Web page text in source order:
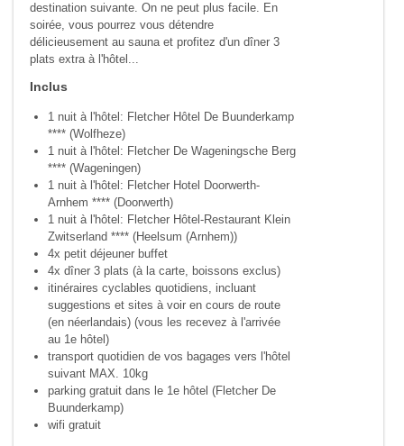
destination suivante. On ne peut plus facile. En
soirée, vous pourrez vous détendre
délicieusement au sauna et profitez d'un dîner 3
plats extra à l'hôtel...
Inclus
1 nuit à l'hôtel: Fletcher Hôtel De Buunderkamp
**** (Wolfheze)
1 nuit à l'hôtel: Fletcher De Wageningsche Berg
**** (Wageningen)
1 nuit à l'hôtel: Fletcher Hotel Doorwerth-
Arnhem **** (Doorwerth)
1 nuit à l'hôtel: Fletcher Hôtel-Restaurant Klein
Zwitserland **** (Heelsum (Arnhem))
4x petit déjeuner buffet
4x dîner 3 plats (à la carte, boissons exclus)
itinéraires cyclables quotidiens, incluant
suggestions et sites à voir en cours de route
(en néerlandais) (vous les recevez à l'arrivée
au 1e hôtel)
transport quotidien de vos bagages vers l'hôtel
suivant MAX. 10kg
parking gratuit dans le 1e hôtel (Fletcher De
Buunderkamp)
wifi gratuit